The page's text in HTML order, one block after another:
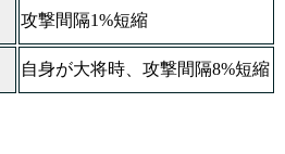
攻撃間隔1%短縮
自身が大将時、攻撃間隔8%短縮